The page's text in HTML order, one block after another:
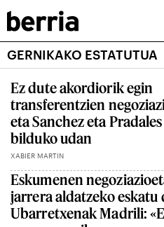
GERNIKAKO ESTATUTUA
Ez dute akordiorik egin
transferentzien
eta Sanchez eta
bilduko udan
XABIER MARTIN
Eskumenen
jarrera aldatzeko eskatu
Ubarretxenak Madrili: